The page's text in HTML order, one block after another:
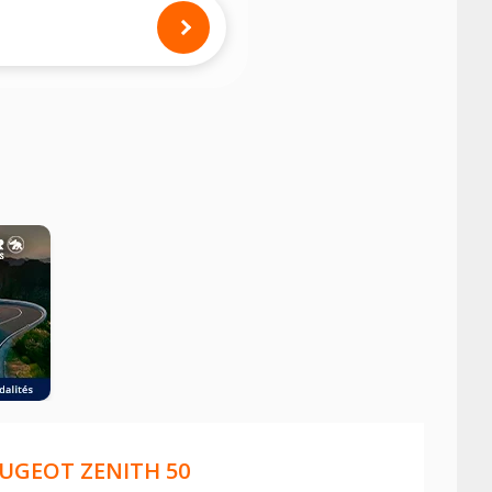
des pneus montés sur votre
ZENITH 50